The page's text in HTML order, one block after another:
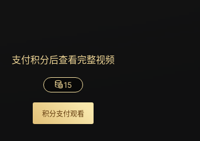
支付积分后查看完整视频
15
积分支付观看